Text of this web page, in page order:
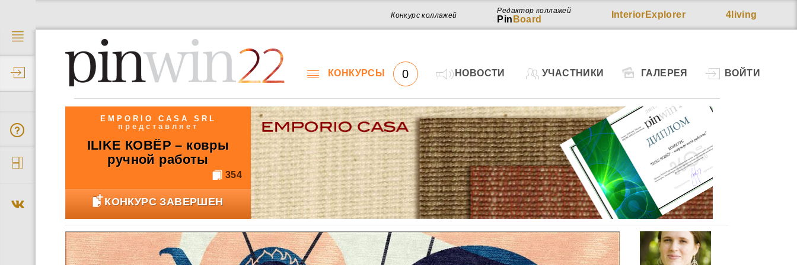
4living
InteriorExplorer
Редактор коллажей
Pin Board
Конкурс коллажей
22 КОНКУРСЫ 0 НОВОСТИ УЧАСТНИКИ ГАЛЕРЕЯ ВОЙТИ
EMPORIO CASA SRL
представляет
ILIKE КОВЁР – ковры
ручной работы
354
КОНКУРС ЗАВЕРШЕН
Работ